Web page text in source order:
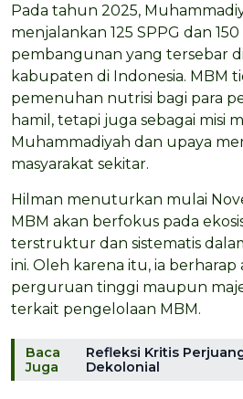
Pada tahun 2025,
menjalankan 125 SPPG dan
pembangunan yang tersebar
kabupaten di Indonesia. MBM
pemenuhan nutrisi bagi para
hamil, tetapi juga sebagai misi
Muhammadiyah dan upaya
masyarakat sekitar.
Hilman menuturkan mulai
MBM akan berfokus pada
terstruktur dan sistematis
ini. Oleh karena itu, ia berharap
perguruan tinggi maupun
terkait pengelolaan MBM.
Baca
Juga
Refleksi Kritis
Dekolonial